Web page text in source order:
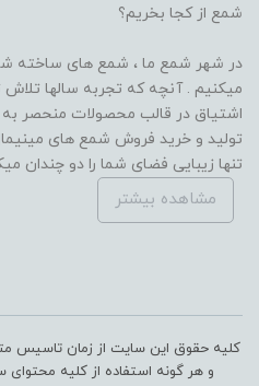
شمع از کجا بخریم؟
در شهر شمع ما ، شمع های ساخته
میکنیم . آنچه که تجربه سالها تلاش
اشتیاق در قالب محصولات منحصر
تولید و خرید فروش شمع های
تنها زیبایی فضای شما را دو چندان
مشاهده بیشتر
کلیه حقوق این سایت از زمان تاسیس
و هر گونه استفاده از کلیه